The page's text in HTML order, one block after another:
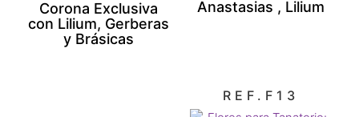
Corona Exclusiva
con Lilium, Gerberas
y Brásicas
Anastasias , Lilium
REF.F13